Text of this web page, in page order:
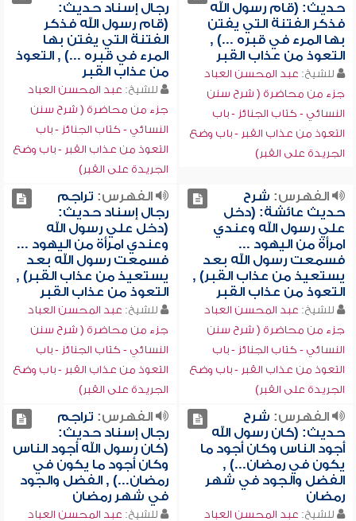
حديث: (قام رسول الله
فذكر الفتنة التي يفتن
بها المرء في قبره ...) ,
التعوذ من عذاب القبر
للشيخ: عبد المحسن العباد
جزء من محاضرة ( شرح سنن
النسائي - كتاب الجنائز - باب
التعوذ من عذاب القبر - باب وضع
الجريدة على القبر)
رجال إسناد حديث:
(قام رسول الله فذكر
الفتنة التي يفتن بها
المرء في قبره ...) , التعوذ
من عذاب القبر
للشيخ: عبد المحسن العباد
جزء من محاضرة ( شرح سنن
النسائي - كتاب الجنائز - باب
التعوذ من عذاب القبر - باب وضع
الجريدة على القبر)
الفهرس: شرح
حديث عائشة: (دخل
علي رسول الله وعندي
امرأة من اليهود ...
فسمعت رسول الله بعد
يستعيذ من عذاب القبر) ,
التعوذ من عذاب القبر
للشيخ: عبد المحسن العباد
جزء من محاضرة ( شرح سنن
النسائي - كتاب الجنائز - باب
التعوذ من عذاب القبر - باب وضع
الجريدة على القبر)
الفهرس: تراجم
رجال إسناد حديث:
(دخل علي رسول الله
وعندي امرأة من اليهود ...
فسمعت رسول الله بعد
يستعيذ من عذاب القبر) ,
التعوذ من عذاب القبر
للشيخ: عبد المحسن العباد
جزء من محاضرة ( شرح سنن
النسائي - كتاب الجنائز - باب
التعوذ من عذاب القبر - باب وضع
الجريدة على القبر)
الفهرس: شرح
حديث: (كان رسول الله
أجود الناس وكان أجود ما
يكون في رمضان...) ,
الفضل والجود في شهر
رمضان
للشيخ: عبد المحسن العباد
الفهرس: تراجم
رجال إسناد حديث:
(كان رسول الله أجود الناس
وكان أجود ما يكون في
رمضان...) , الفضل والجود
في شهر رمضان
للشيخ: عبد المحسن العباد